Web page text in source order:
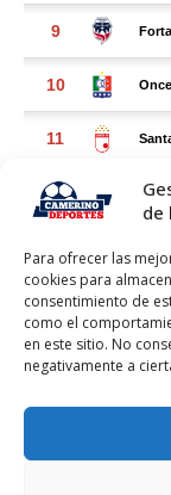
de
Para ofrecer las
cookies para
consentimiento de
como el
en este sitio. No
negativamente a
FACEBOOK FEED